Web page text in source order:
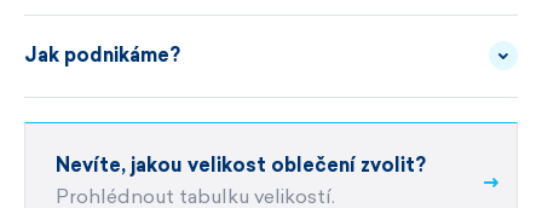
anatomický střih přes uši
velikost UNI
snadná údržba
POTŘEBUJETE OPRAVU ?
Jak podnikáme?
Jsme česká rodinná firma s vlastním výrobním
objektem v
České republice.
Nevíte, jakou velikost oblečení zvolit?
Prohlédnout tabulku velikostí.